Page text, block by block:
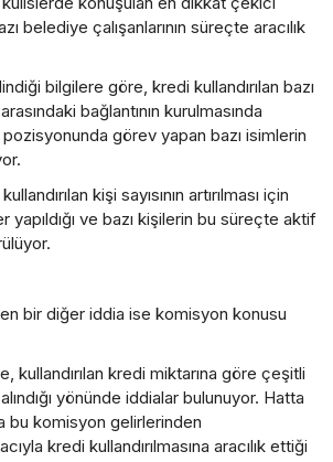
belediye çalışanlarının süreçte aracılık
bilgilere göre, kredi kullandırılan bazı
bağlantının kurulmasında
görev yapan bazı isimlerin
kişi sayısının artırılması için
ve bazı kişilerin bu süreçte aktif
bir diğer iddia ise komisyon konusu
kullandırılan kredi miktarına göre çeşitli
yönünde iddialar bulunuyor. Hatta
bu komisyon gelirlerinden
kredi kullandırılmasına aracılık ettiği